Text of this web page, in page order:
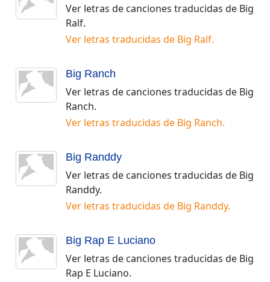
Ver letras de canciones traducidas de Big
Ralf.
Ver letras traducidas de Big Ralf.
Big Ranch
Ver letras de canciones traducidas de Big
Ranch.
Ver letras traducidas de Big Ranch.
Big Randdy
Ver letras de canciones traducidas de Big
Randdy.
Ver letras traducidas de Big Randdy.
Big Rap E Luciano
Ver letras de canciones traducidas de Big
Rap E Luciano.